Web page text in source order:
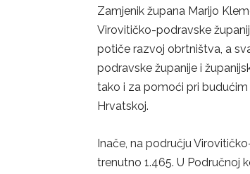
Zamjenik župana Marijo
Virovitičko-podravske
potiče razvoj obrtništva, a
podravske županije i
tako i za pomoći pri
Hrvatskoj.
Inače, na području
trenutno 1.465. U Područnoj